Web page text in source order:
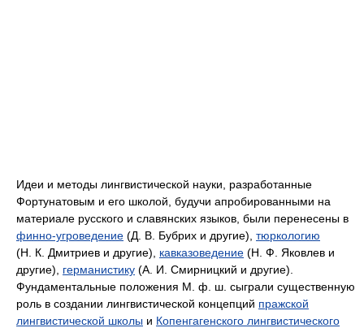
Идеи и методы лингвистической науки, разработанные
Фортунатовым и его школой, будучи апробированными на
материале русского и славянских языков, были перенесены в
финно-угроведение (Д. В. Бубрих и другие), тюркологию
(Н. К. Дмитриев и другие), кавказоведение (Н. Ф. Яковлев и
другие), германистику (А. И. Смирницкий и другие).
Фундаментальные положения М. ф. ш. сыграли существенную
роль в создании лингвистической концепций пражской
лингвистической школы и Копенгагенского лингвистического